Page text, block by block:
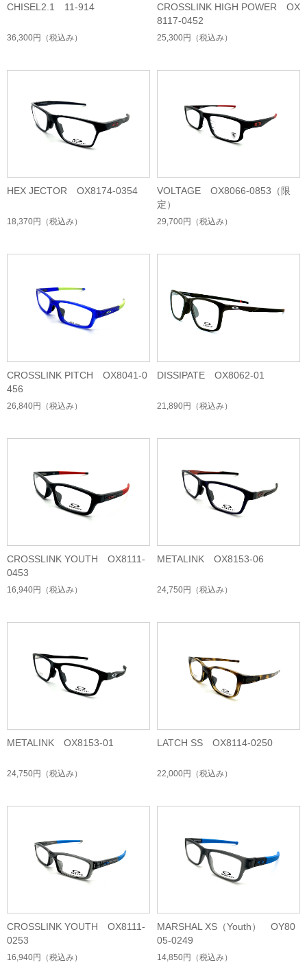
CHISEL2.1 11-914
36,300円 （税込み）
CROSSLINK HIGH POWER OX
8117-0452
25,300円 （税込み）
HEX JECTOR OX8174-0354
18,370円 （税込み）
VOLTAGE OX8066-0853（限
定）
29,700円 （税込み）
CROSSLINK PITCH OX8041-0
456
26,840円 （税込み）
DISSIPATE OX8062-01
21,890円 （税込み）
CROSSLINK YOUTH OX8111-
0453
16,940円 （税込み）
METALINK OX8153-06
24,750円 （税込み）
METALINK OX8153-01
24,750円 （税込み）
LATCH SS OX8114-0250
22,000円 （税込み）
CROSSLINK YOUTH OX8111-
0253
16,940円 （税込み）
MARSHAL XS（Youth） OY80
05-0249
14,850円 （税込み）